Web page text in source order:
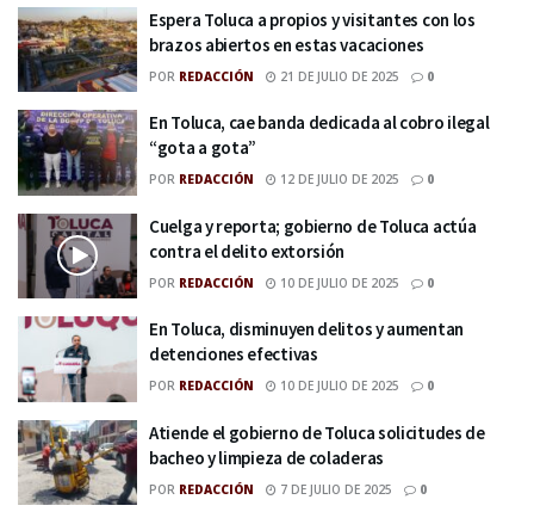
Espera Toluca a propios y visitantes con los
brazos abiertos en estas vacaciones
POR REDACCIÓN 21 DE JULIO DE 2025 0
En Toluca, cae banda dedicada al cobro ilegal
“gota a gota”
POR REDACCIÓN 12 DE JULIO DE 2025 0
Cuelga y reporta; gobierno de Toluca actúa
contra el delito extorsión
POR REDACCIÓN 10 DE JULIO DE 2025 0
En Toluca, disminuyen delitos y aumentan
detenciones efectivas
POR REDACCIÓN 10 DE JULIO DE 2025 0
Atiende el gobierno de Toluca solicitudes de
bacheo y limpieza de coladeras
POR REDACCIÓN 7 DE JULIO DE 2025 0